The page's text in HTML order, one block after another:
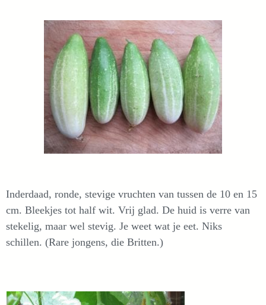
Inderdaad, ronde, stevige vruchten van tussen de 10 en 15
cm. Bleekjes tot half wit. Vrij glad. De huid is verre van
stekelig, maar wel stevig. Je weet wat je eet. Niks
schillen. (Rare jongens, die Britten.)